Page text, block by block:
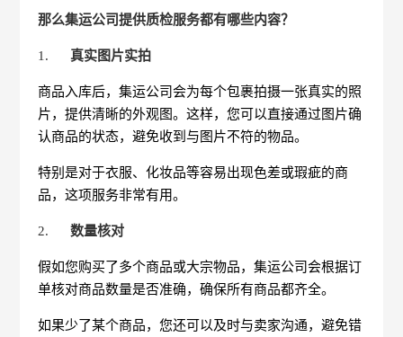
那么集运公司提供质检服务都有哪些内容？
1.真实图片实拍
商品入库后，集运公司会为每个包裹拍摄一张真实的照
片，提供清晰的外观图。这样，您可以直接通过图片确
认商品的状态，避免收到与图片不符的物品。
特别是对于衣服、化妆品等容易出现色差或瑕疵的商
品，这项服务非常有用。
2.数量核对
假如您购买了多个商品或大宗物品，集运公司会根据订
单核对商品数量是否准确，确保所有商品都齐全。
如果少了某个商品，您还可以及时与卖家沟通，避免错